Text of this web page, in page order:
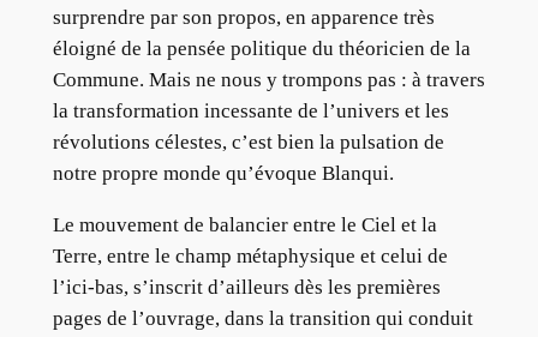
surprendre par son propos, en apparence très
éloigné de la pensée politique du théoricien de la
Commune. Mais ne nous y trompons pas : à travers
la transformation incessante de l’univers et les
révolutions célestes, c’est bien la pulsation de
notre propre monde qu’évoque Blanqui.
Le mouvement de balancier entre le Ciel et la
Terre, entre le champ métaphysique et celui de
l’ici-bas, s’inscrit d’ailleurs dès les premières
pages de l’ouvrage, dans la transition qui conduit